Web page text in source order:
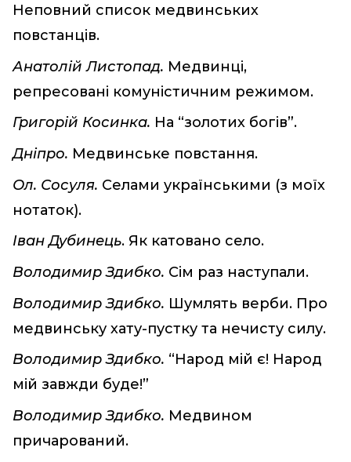
Неповний список медвинських
повстанців.
Анатолій Листопад. Медвинці,
репресовані комуністичним режимом.
Григорій Косинка. На “золотих богів”.
Дніпро. Медвинське повстання.
Ол. Сосуля. Селами українськими (з моїх
нотаток).
Іван Дубинець. Як катовано село.
Володимир Здибко. Сім раз наступали.
Володимир Здибко. Шумлять верби. Про
медвинську хату-пустку та нечисту силу.
Володимир Здибко. “Народ мій є! Народ
мій завжди буде!”
Володимир Здибко. Медвином
причарований.